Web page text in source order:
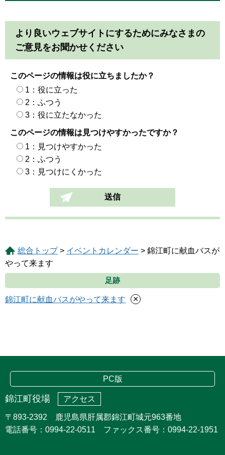
より良いウェブサイトにするためにみなさまの
ご意見をお聞かせください
このページの情報は役に立ちましたか？
1：役に立った
2：ふつう
3：役に立たなかった
このページの情報は見つけやすかったですか？
1：見つけやすかった
2：ふつう
3：見つけにくかった
総合トップ> イベントカレンダー > 錦江町に献血バスが
やって来ます
足跡
錦江町に献血バスがやって来ます ×
PC版
錦江町役場 アクセス
〒893-2392 鹿児島県肝属郡錦江町城元963番地
電話番号：0994-22-0511 ファックス番号：0994-22-1951